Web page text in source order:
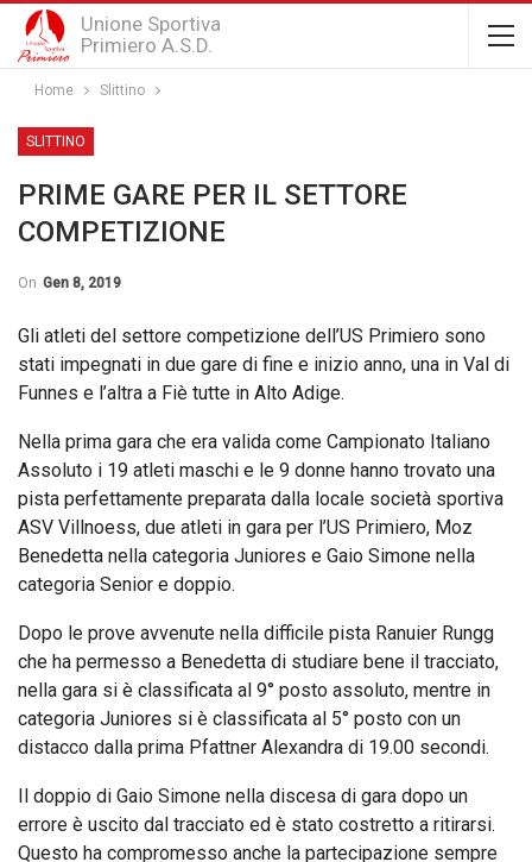
Unione Sportiva
Primiero A.S.D.
Home Slittino
SLITTINO
PRIME GARE PER IL SETTORE
COMPETIZIONE
On Gen 8, 2019
Gli atleti del settore competizione dell’US Primiero sono
stati impegnati in due gare di fine e inizio anno, una in Val di
Funnes e l’altra a Fiè tutte in Alto Adige.
Nella prima gara che era valida come Campionato Italiano
Assoluto i 19 atleti maschi e le 9 donne hanno trovato una
pista perfettamente preparata dalla locale società sportiva
ASV Villnoess, due atleti in gara per l’US Primiero, Moz
Benedetta nella categoria Juniores e Gaio Simone nella
categoria Senior e doppio.
Dopo le prove avvenute nella difficile pista Ranuier Rungg
che ha permesso a Benedetta di studiare bene il tracciato,
nella gara si è classificata al 9° posto assoluto, mentre in
categoria Juniores si è classificata al 5° posto con un
distacco dalla prima Pfattner Alexandra di 19.00 secondi.
Il doppio di Gaio Simone nella discesa di gara dopo un
errore è uscito dal tracciato ed è stato costretto a ritirarsi.
Questo ha compromesso anche la partecipazione sempre